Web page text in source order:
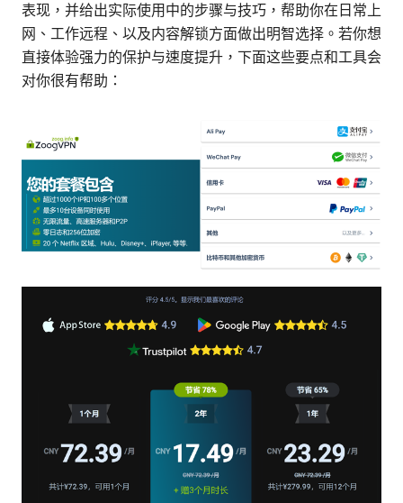
表现，并给出实际使用中的步骤与技巧，帮助你在日常上
网、工作远程、以及内容解锁方面做出明智选择。若你想
直接体验强力的保护与速度提升，下面这些要点和工具会
对你很有帮助：